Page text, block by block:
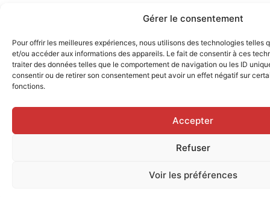
Gérer le consentement
Pour offrir les meilleures expériences, nous utilisons des technologies telles
et/ou accéder aux informations des appareils. Le fait de consentir à ces
traiter des données telles que le comportement de navigation ou les ID
consentir ou de retirer son consentement peut avoir un effet négatif sur
fonctions.
Accepter
Refuser
Voir les préférences